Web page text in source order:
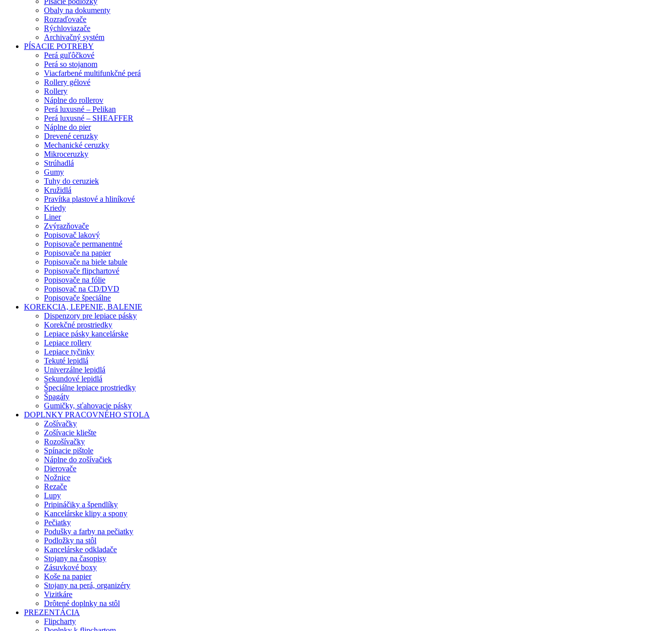
Obaly na dokumenty
Rozraďovače
Rýchloviazače
Archivačný systém
PÍSACIE POTREBY
Perá guľôčkové
Perá so stojanom
Viacfarbené multifunkčné perá
Rollery gélové
Rollery
Náplne do rollerov
Perá luxusné – Pelikan
Perá luxusné – SHEAFFER
Náplne do pier
Drevené ceruzky
Mechanické ceruzky
Mikroceruzky
Strúhadlá
Gumy
Tuhy do ceruziek
Kružidlá
Pravítka plastové a hliníkové
Kriedy
Liner
Zvýrazňovače
Popisovač lakový
Popisovače permanentné
Popisovače na papier
Popisovače na biele tabule
Popisovače flipchartové
Popisovače na fólie
Popisovač na CD/DVD
Popisovače špeciálne
KOREKCIA, LEPENIE, BALENIE
Dispenzory pre lepiace pásky
Korekčné prostriedky
Lepiace pásky kancelárske
Lepiace rollery
Lepiace tyčinky
Tekuté lepidlá
Univerzálne lepidlá
Sekundové lepidlá
Špeciálne lepiace prostriedky
Špagáty
Gumičky, sťahovacie pásky
DOPLNKY PRACOVNÉHO STOLA
Zošívačky
Zošívacie kliešte
Rozošívačky
Spínacie pištole
Náplne do zošívačiek
Dierovače
Nožnice
Rezače
Lupy
Pripináčiky a špendlíky
Kancelárske klipy a spony
Pečiatky
Podušky a farby na pečiatky
Podložky na stôl
Kancelárske odkladače
Stojany na časopisy
Zásuvkové boxy
Koše na papier
Stojany na perá, organizéry
Vizitkáre
Drôtené doplnky na stôl
PREZENTÁCIA
Flipcharty